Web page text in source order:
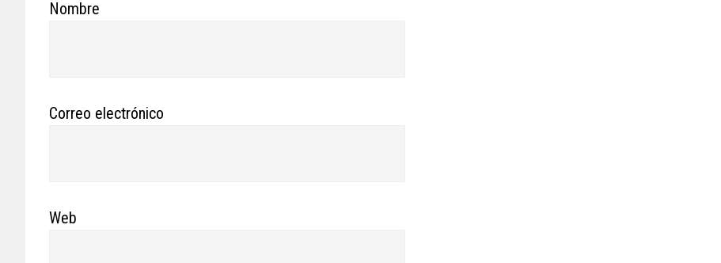
Nombre
Correo electrónico
Web